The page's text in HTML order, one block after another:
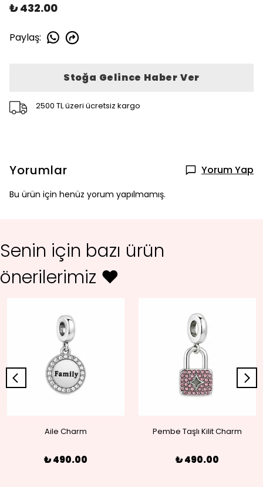
₺ 432.00
Paylaş:
Stoğa Gelince Haber Ver
2500 TL üzeri ücretsiz kargo
Yorumlar Yorum Yap
Bu ürün için henüz yorum yapılmamış.
Senin için bazı ürün
önerilerimiz ♥
Aile Charm
₺ 490.00
Pembe Taşlı Kilit Charm
₺ 490.00